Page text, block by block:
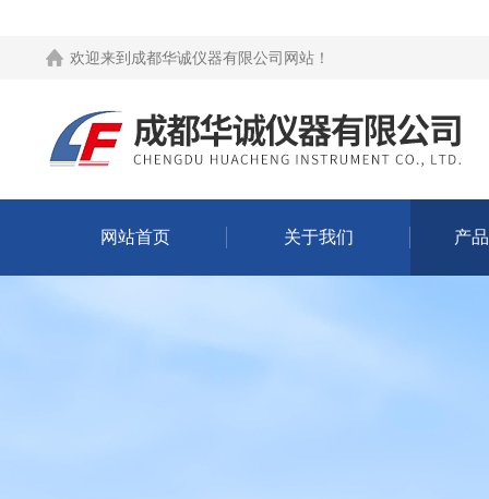
欢迎来到 成都华诚仪器有限公司网站 ！
网站首页 关于我们 产